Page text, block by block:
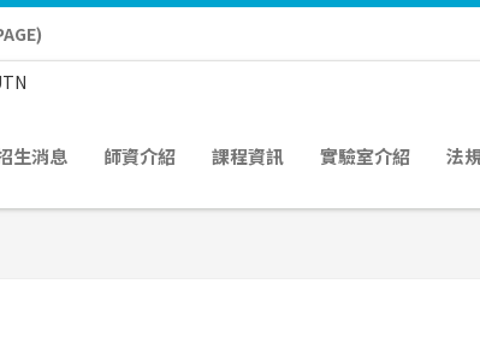
生消息 師資介紹 課程資訊 實驗室介紹 法